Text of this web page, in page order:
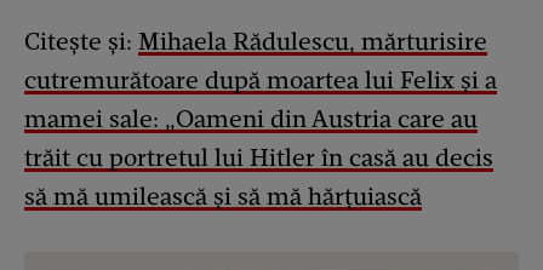
Citește și: Mihaela Rădulescu, mărturisire
cutremurătoare după moartea lui Felix și a
mamei sale: „Oameni din Austria care au
trăit cu portretul lui Hitler în casă au decis
să mă umilească și să mă hărțuiască